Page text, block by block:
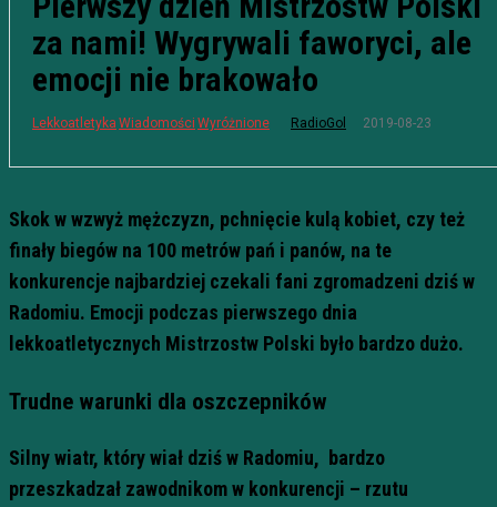
za nami! Wygrywali faworyci, ale
emocji nie brakowało
Lekkoatletyka Wiadomości Wyróżnione RadioGol 2019-08-23
Skok w wzwyż mężczyzn, pchnięcie kulą kobiet, czy też
finały biegów na 100 metrów pań i panów, na te
konkurencje najbardziej czekali fani zgromadzeni dziś w
Radomiu. Emocji podczas pierwszego dnia
lekkoatletycznych Mistrzostw Polski było bardzo dużo.
Trudne warunki dla oszczepników
Silny wiatr, który wiał dziś w Radomiu, bardzo
przeszkadzał zawodnikom w konkurencji – rzutu